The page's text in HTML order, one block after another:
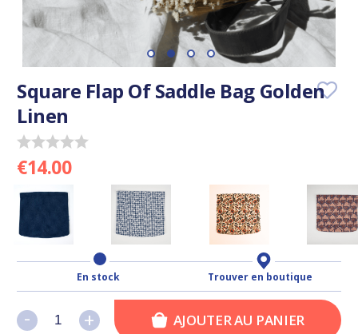
Square Flap Of Saddle Bag Golden
Linen
€14.00
En stock Trouver en boutique
+
- +
- AJOUTER AU PANIER